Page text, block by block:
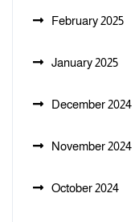
February 2025
January 2025
December 2024
November 2024
October 2024